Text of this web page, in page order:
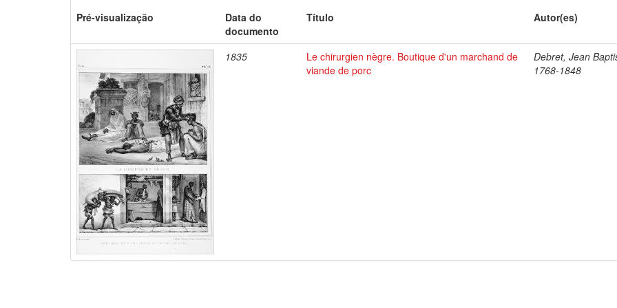
Pré-visualização
Data do
documento
Título Autor(es)
1835
Le chirurgien nègre. Boutique d'un marchand de
viande de porc
Debret, Jean
1768-1848